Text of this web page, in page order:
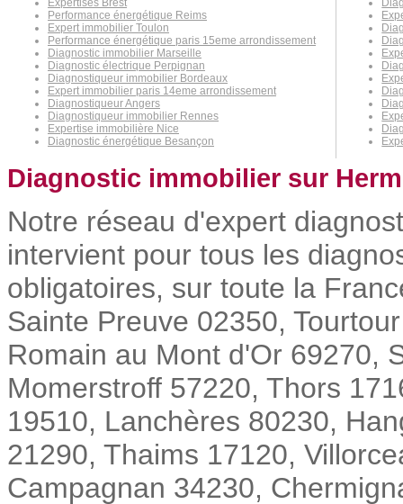
Expertises Brest
Performance énergétique Reims
Expert immobilier Toulon
Performance énergétique paris 15eme arrondissement
Diagnostic immobilier Marseille
Diagnostic électrique Perpignan
Diagnostiqueur immobilier Bordeaux
Expert immobilier paris 14eme arrondissement
Diagnostiqueur Angers
Diagnostiqueur immobilier Rennes
Expertise immobilière Nice
Diagnostic énergétique Besançon
Diagnostic immobilier sur
Notre réseau d'expert
intervient pour tous les
obligatoires, sur toute la
Sainte Preuve 02350,
Romain au Mont d'Or 69270,
Momerstroff 57220, Thors
19510, Lanchères 80230,
21290, Thaims 17120,
Campagnan 34230,